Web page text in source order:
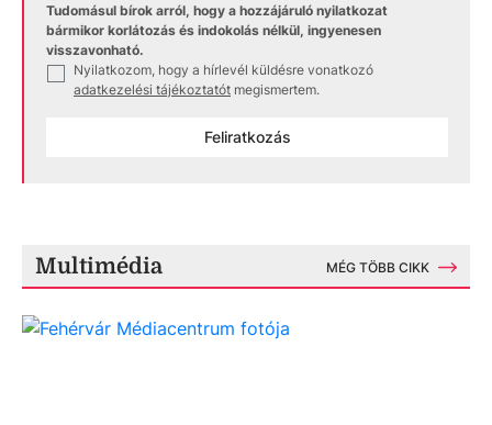
Tudomásul bírok arról, hogy a hozzájáruló nyilatkozat
bármikor korlátozás és indokolás nélkül, ingyenesen
visszavonható.
Nyilatkozom, hogy a hírlevél küldésre vonatkozó
adatkezelési tájékoztatót megismertem.
Feliratkozás
Multimédia MÉG TÖBB CIKK